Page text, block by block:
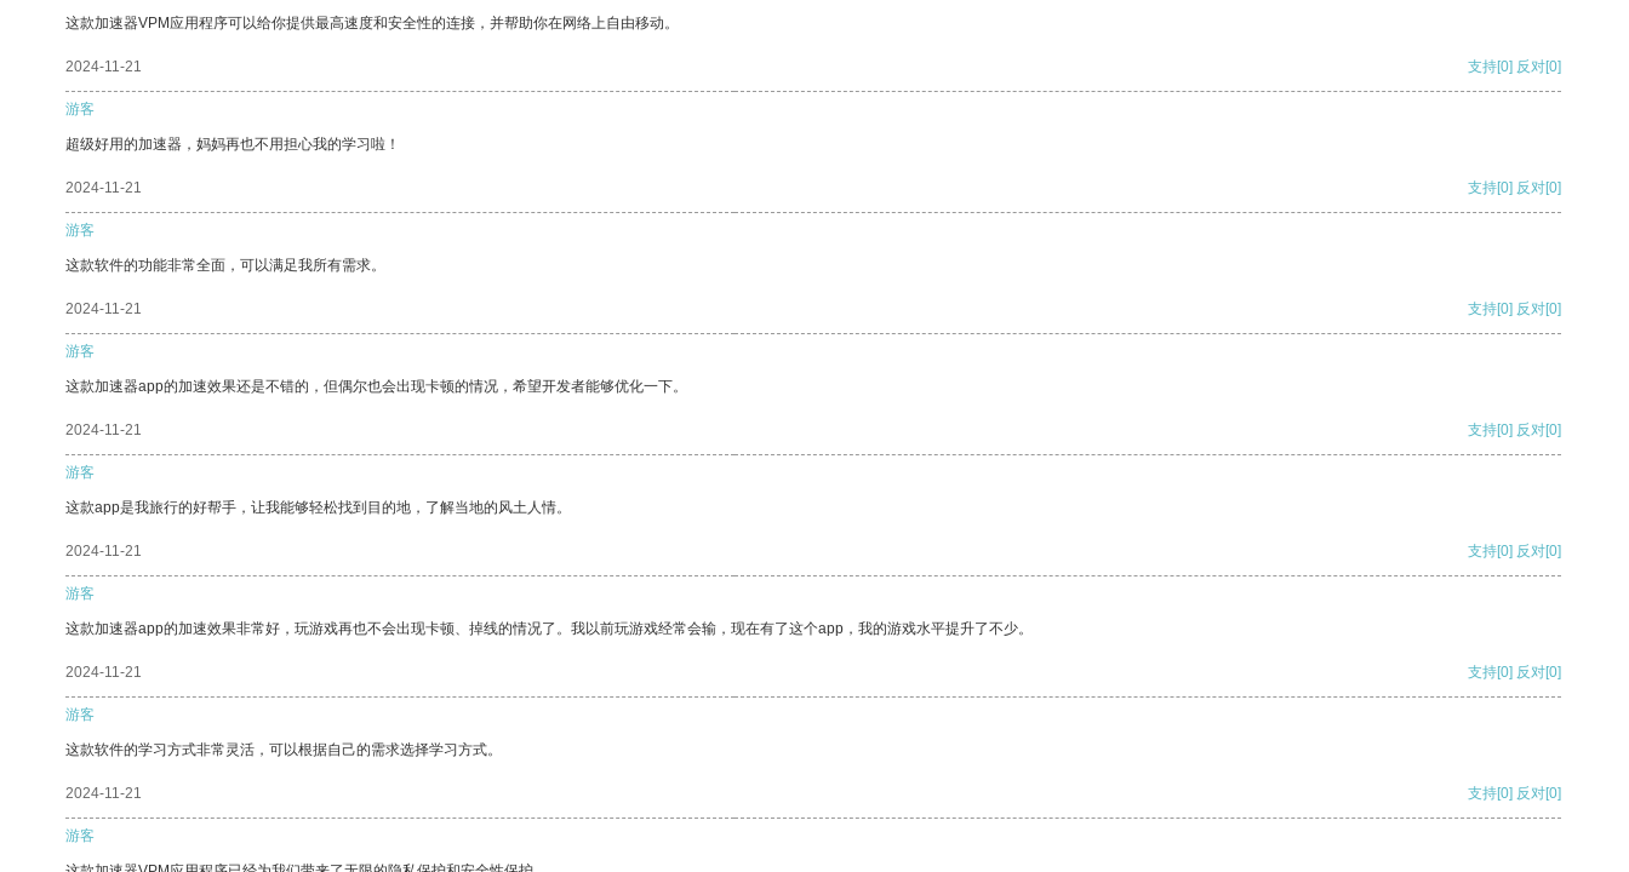
这款加速器VPM应用程序可以给你提供最高速度和安全性的连接，并帮助你在网络上自由移动。
2024-11-21 支持[0] 反对[0]
游客
超级好用的加速器，妈妈再也不用担心我的学习啦！
2024-11-21 支持[0] 反对[0]
游客
这款软件的功能非常全面，可以满足我所有需求。
2024-11-21 支持[0] 反对[0]
游客
这款加速器app的加速效果还是不错的，但偶尔也会出现卡顿的情况，希望开发者能够优化一下。
2024-11-21 支持[0] 反对[0]
游客
这款app是我旅行的好帮手，让我能够轻松找到目的地，了解当地的风土人情。
2024-11-21 支持[0] 反对[0]
游客
这款加速器app的加速效果非常好，玩游戏再也不会出现卡顿、掉线的情况了。我以前玩游戏经常会输，现在有了这个app，我的游戏水平提升了不少。
2024-11-21 支持[0] 反对[0]
游客
这款软件的学习方式非常灵活，可以根据自己的需求选择学习方式。
2024-11-21 支持[0] 反对[0]
游客